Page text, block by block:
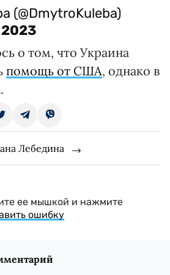
(@DmytroKuleba)
о том, что Украина
помощь от США, однако в
Лебедина
ее мышкой и нажмите
ошибку